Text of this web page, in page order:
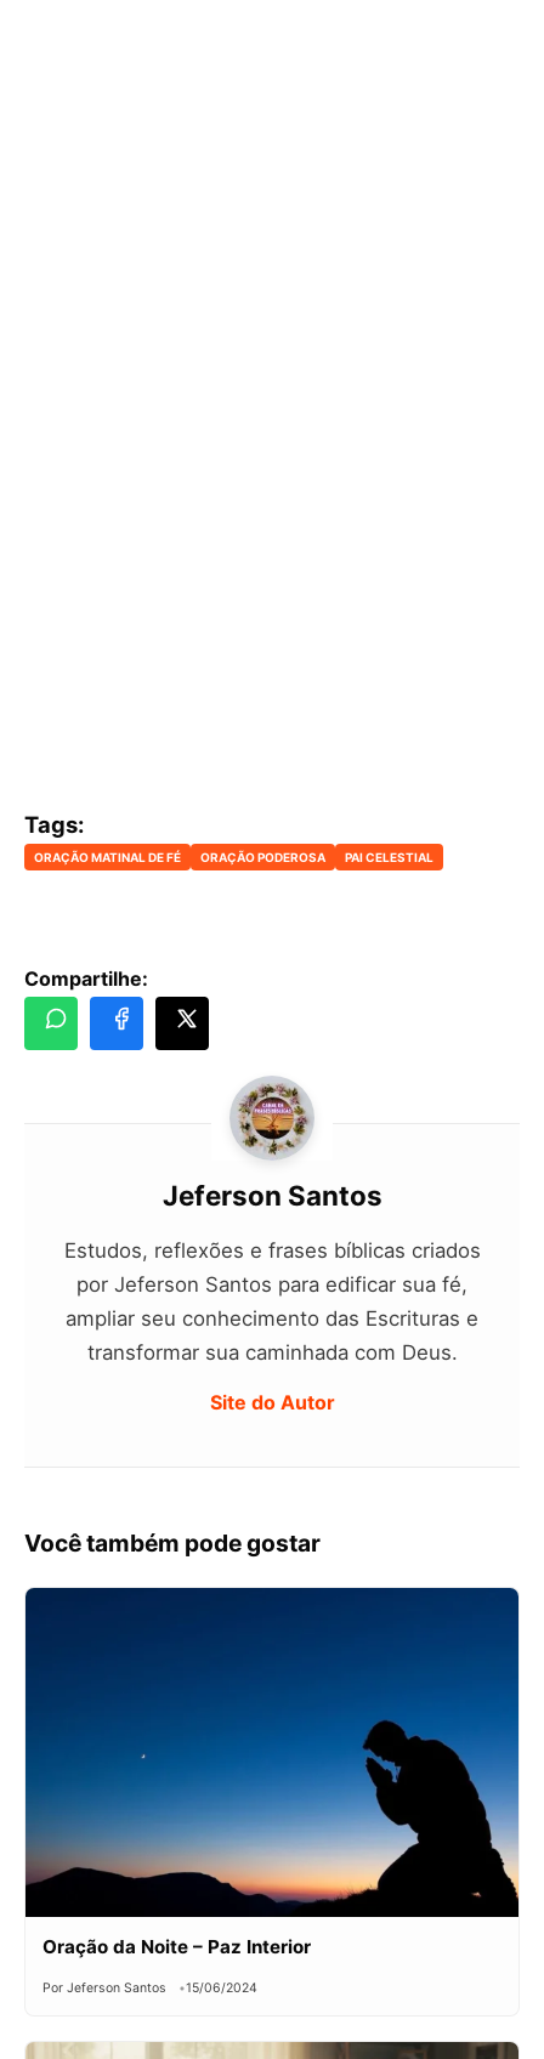
Tags:
ORAÇÃO MATINAL DE FÉ ORAÇÃO PODEROSA PAI CELESTIAL
Compartilhe:
Jeferson Santos
Estudos, reflexões e frases bíblicas criados
por Jeferson Santos para edificar sua fé,
ampliar seu conhecimento das Escrituras e
transformar sua caminhada com Deus.
Site do Autor
Você também pode gostar
Oração da Noite – Paz Interior
Por Jeferson Santos 15/06/2024